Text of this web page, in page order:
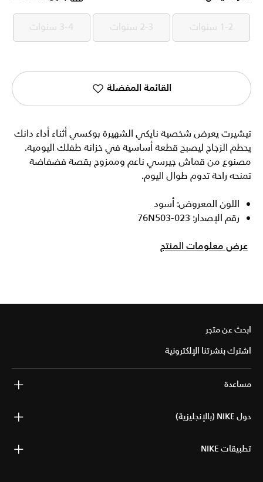
1-2 سنوات 1-2 سنوات 2-3 سنوات 2-3 سنوات 3-4 سنوات 3-4 سنوات
القائمة المفضلة
تيشيرت يعرض شخصية نايكي الشهيرة بوكسي أثناء أداء دانك
يحطم الزجاج ليصبح قطعة أساسية في خزانة طفلك اليومية.
مصنوع من قماش جيرسي ناعم وممزوج بقصة فضفاضة
تمنحه راحة تدوم طوال اليوم.
اللون المعروض: أسود
رقم الإصدار: 76N503-023
عرض معلومات المنتج
ابحث عن متجر
اشترك بنشرتنا الإلكترونية
مساعدة
حول NIKE (بالإنجليزية)
تطبيقات NIKE